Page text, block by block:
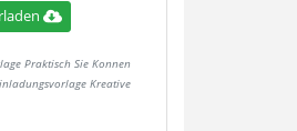
Praktisch Sie Konnen
Kreative